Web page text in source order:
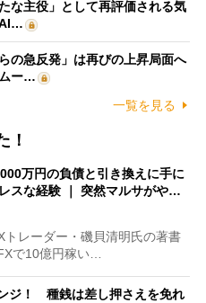
な主役」として再評価される気
の急反発」は再びの上昇局面へ
ー…
一覧を見る
！
万円の負債と引き換えに手に
スな経験 ｜ 突然マルサがや…
レーダー・磯貝清明氏の著書
で10億円稼い…
ジ！ 種銭は差し押さえを免れ